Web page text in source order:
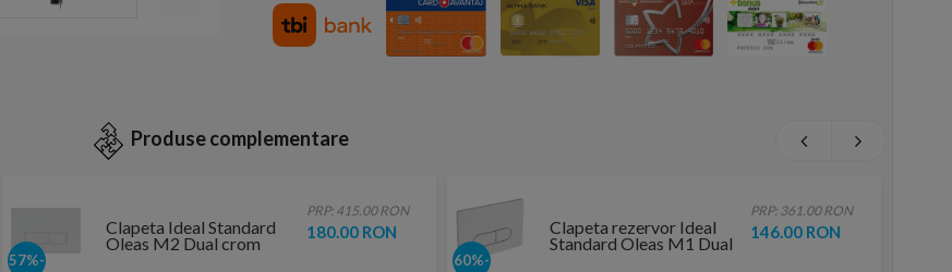
Produse complementare
-60%
Clapeta rezervor Ideal
Standard Oleas M1 Dual
PRP: 361.00 RON
146.00 RON
-57%
Clapeta Ideal Standard
Oleas M2 Dual crom
PRP: 415.00 RON
180.00 RON